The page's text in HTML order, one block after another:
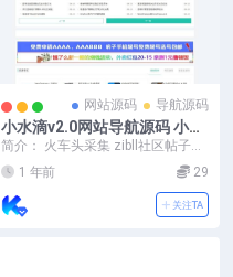
网站源码 导航源码
小水滴v2.0网站导航源码 小水
滴全开源版(本源码仅卖一份，
可对接授权)
简介： 火车头采集 zibll社区帖子发
布接口 在用之前，推荐把网站php
版本改...
1 年前 29
关注TA